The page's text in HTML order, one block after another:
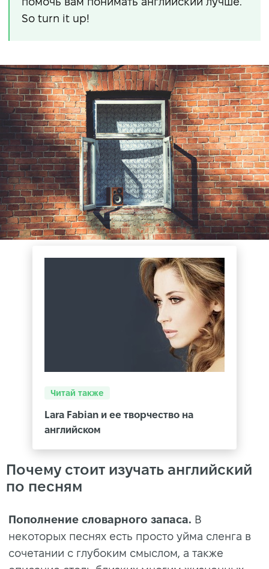
So turn it up!
Читай также
Lara Fabian и ее творчество на
английском
Почему стоит изучать английский
по песням
Пополнение словарного запаса. В
некоторых песнях есть просто уйма сленга в
сочетании с глубоким смыслом, а также